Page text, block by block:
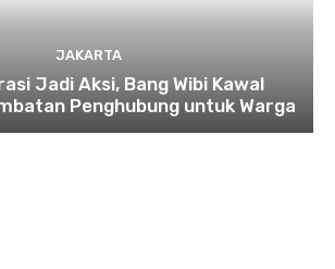
JAKARTA
Jadi Aksi, Bang Wibi Kawal
Penghubung untuk Warga